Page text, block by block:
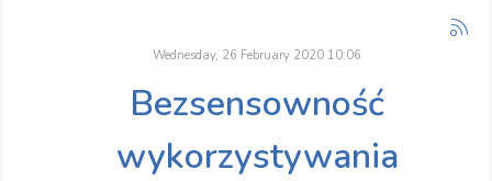
Wednesday, 26 February 2020 10:06
Bezsensowność
wykorzystywania